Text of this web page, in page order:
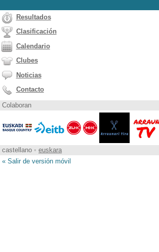
Resultados
Clasificación
Calendario
Clubes
Noticias
Contacto
Colaboran
castellano • euskara
« Salir de versión móvil